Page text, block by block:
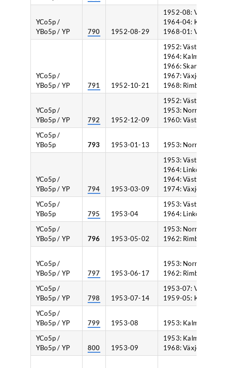
YCo5p /
YBo5p / YP
790 1952-08-29
1952-08: Västervik,
1964-04: Kalmar,
1968-01: Växjö.
YCo5p /
YBo5p / YP
791 1952-10-21
1952: Västervik,
1964: Kalmar,
1966: Skara,
1967: Växjö,
1968: Rimbo.
YCo5p /
YBo5p / YP
792 1952-12-09
1952: Västervik,
1953: Norrköping,
1960: Västervik.
YCo5p /
YBo5p
793 1953-01-13 1953: Norrköping.
YCo5p /
YBo5p / YP
794 1953-03-09
1953: Västervik,
1964: Linköping,
1964: Västervik,
1974: Växjö.
YCo5p /
YBo5p
795 1953-04
1953: Västervik,
1964: Linköping.
YCo5p /
YBo5p / YP
796 1953-05-02
1953: Norrköping,
1962: Rimbo.
YCo5p /
YBo5p / YP
797 1953-06-17
1953: Norrköping,
1962: Rimbo.
YCo5p /
YBo5p / YP
798 1953-07-14
1953-07: Västervik,
1959-05: Kalmar.
YCo5p /
YBo5p / YP
799 1953-08
1953: Kalmar.
YCo5p /
YBo5p / YP
800 1953-09
1953: Kalmar,
1968: Växjö.